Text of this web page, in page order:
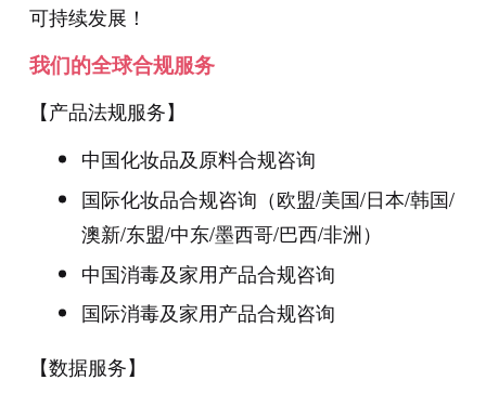
可持续发展！
我们的全球合规服务
【产品法规服务】
中国化妆品及原料合规咨询
国际化妆品合规咨询（欧盟/美国/日本/韩国/
澳新/东盟/中东/墨西哥/巴西/非洲）
中国消毒及家用产品合规咨询
国际消毒及家用产品合规咨询
【数据服务】